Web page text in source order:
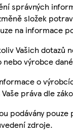
správných
složek
na informace
Vašich dotazů
nebo výrobce
o
práva dle
podávány
zdroje.